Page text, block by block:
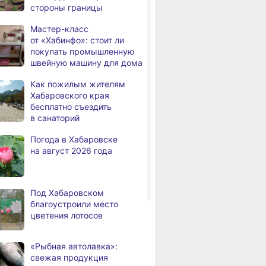
театр
вековой сезон
Весеннее чтение
редакции «Хабинфо» —
в поисках уюта и тепла
ЗАВЕРШЁН
с инвалидностью
в Хабаровском крае
Магнитные бури,
радиационный фон и пробки
Какой сегодня день: День
маяка
в этом году подали свыше
100 тысяч заявлений
медалями «За спасение
на пожаре»
по нацпроекту капитально
ремонтируют кровлю Дома
культуры
стороны границы
Мастер-класс
от «Хабинфо»: стоит ли
покупать промышленную
швейную машину для дома
Как пожилым жителям
Хабаровского края
бесплатно съездить
в санаторий
Погода в Хабаровске
на август 2026 года
Под Хабаровском
благоустроили место
цветения лотосов
«Рыбная автолавка»:
свежая продукция